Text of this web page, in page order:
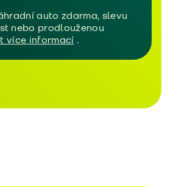
auto zdarma, slevu
nebo prodlouženou
více informací .